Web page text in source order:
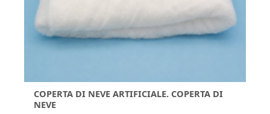
COPERTA DI NEVE ARTIFICIALE. COPERTA DI
NEVE